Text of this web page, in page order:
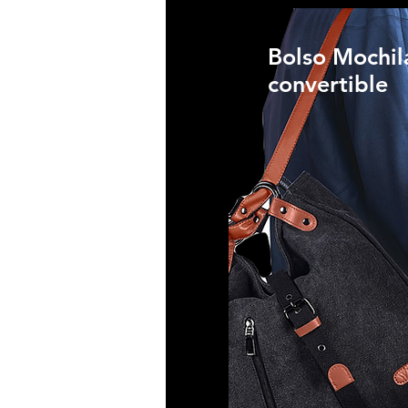
Bolso
convertible